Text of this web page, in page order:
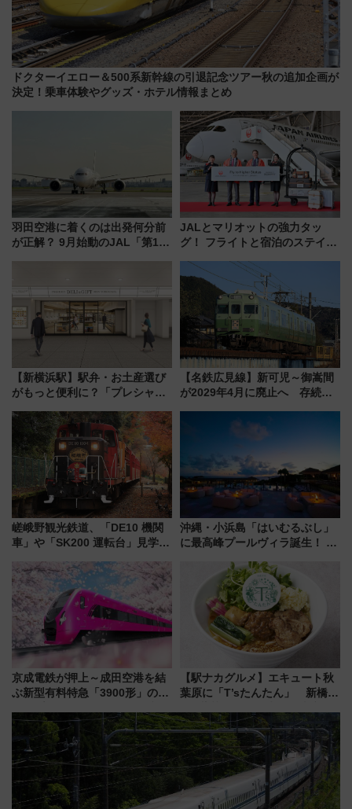
ドクターイエロー＆500系新幹線の引退記念ツアー秋の追加企画が
決定！乗車体験やグッズ・ホテル情報まとめ
羽田空港に着くのは出発何分前
が正解？ 9月始動のJAL「第1タ
JALとマリオットの強力タッ
グ！ フライトと宿泊のステイタ
上級会員資格を効率よく獲得す
る方法を解説
【新横浜駅】駅弁・お土産選び
がもっと便利に？「プレシャス
ン 場所や営業時間・限定弁当
を紹介
【名鉄広見線】新可児～御嵩間
が2029年4月に廃止へ 存続協
嵯峨野観光鉄道、「DE10 機関
車」や「SK200 運転台」見学ツ
トの一環で激レア体験できちゃ
うかも 参加方法やスケジュール
をご紹介
沖縄・小浜島「はいむるぶし」
に最高峰プールヴィラ誕生！ 石
美旅「何もしない贅沢」を体験
してみない？
京成電鉄が押上～成田空港を結
ぶ新型有料特急「3900形」のコ
募集も実施
【駅ナカグルメ】エキュート秋
葉原に「T’sたんたん」 新橋に
饅」、オムライス専門店「肉と
たまご」新グルメ続々登場！
【2026年8月】